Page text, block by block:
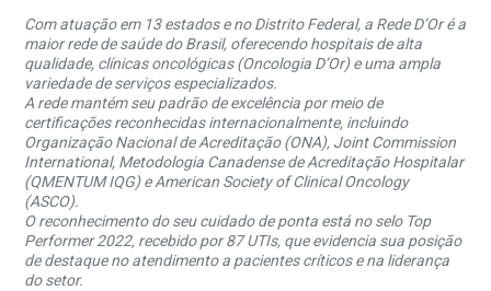
Com atuação em 13 estados e no Distrito Federal, a Rede D’Or é a
maior rede de saúde do Brasil, oferecendo hospitais de alta
qualidade, clínicas oncológicas (Oncologia D’Or) e uma ampla
variedade de serviços especializados.
A rede mantém seu padrão de excelência por meio de
certificações reconhecidas internacionalmente, incluindo
Organização Nacional de Acreditação (ONA), Joint Commission
International, Metodologia Canadense de Acreditação Hospitalar
(QMENTUM IQG) e American Society of Clinical Oncology
(ASCO).
O reconhecimento do seu cuidado de ponta está no selo Top
Performer 2022, recebido por 87 UTIs, que evidencia sua posição
de destaque no atendimento a pacientes críticos e na liderança
do setor.